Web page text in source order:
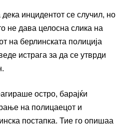
инцидентот се случил, но
не дава целосна слика на
на берлинската полиција
истрага за да се утврди
остро, барајќи
на полицаецот и
постапка. Тие го опишаа